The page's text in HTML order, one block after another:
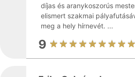
díjas és aranykoszorús
elismert szakmai
meg a hely hírnevét. ...
9